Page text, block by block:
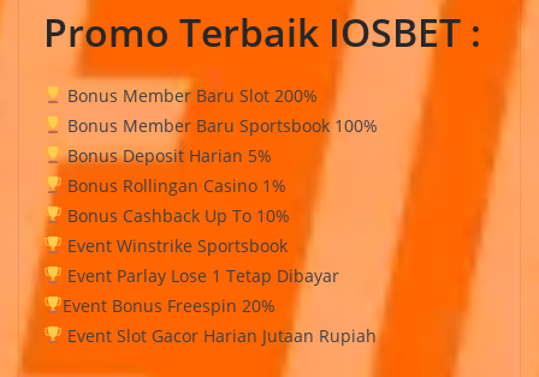
Promo Terbaik IOSBET :
Bonus Member Baru Slot 200%
Bonus Member Baru Sportsbook 100%
Bonus Deposit Harian 5%
Bonus Rollingan Casino 1%
Bonus Cashback Up To 10%
Event Winstrike Sportsbook
Event Parlay Lose 1 Tetap Dibayar
Event Bonus Freespin 20%
Event Slot Gacor Harian Jutaan Rupiah